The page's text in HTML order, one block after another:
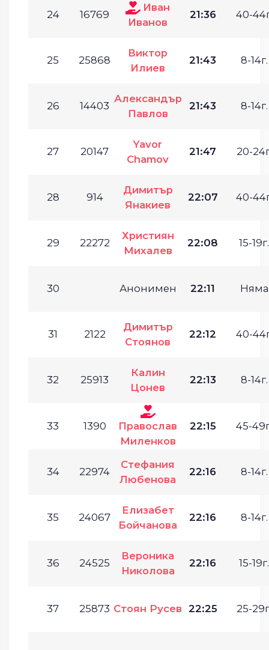
24 16769
Иван
Иванов
21:36 40-
25 25868
Виктор
Илиев
21:43 8-14г.
26 14403
Александър
Павлов
21:43 8-14г.
27 20147
Yavor
Chamov
21:47 20-
28 914
Димитър
Янакиев
22:07 40-
29 22272
Християн
Михалев
22:08 15-19г.
30 Анонимен 22:11 Няма
31 2122
Димитър
Стоянов
22:12 40-
32 25913
Калин
Цонев
22:13 8-14г.
33 1390
Православ
Миленков
22:15 45-
34 22974
Стефания
Любенова
22:16 8-14г.
35 24067
Елизабет
Бойчанова
22:16 8-14г.
36 24525
Вероника
Николова
22:16 15-19г.
37 25873 Стоян Русев 22:25 25-